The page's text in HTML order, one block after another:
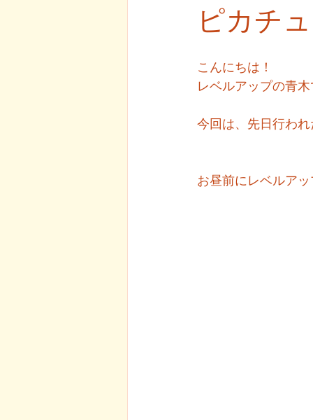
ピカチ
こんにちは！
レベルアップの青
今回は、先日行わ
お昼前にレベルア